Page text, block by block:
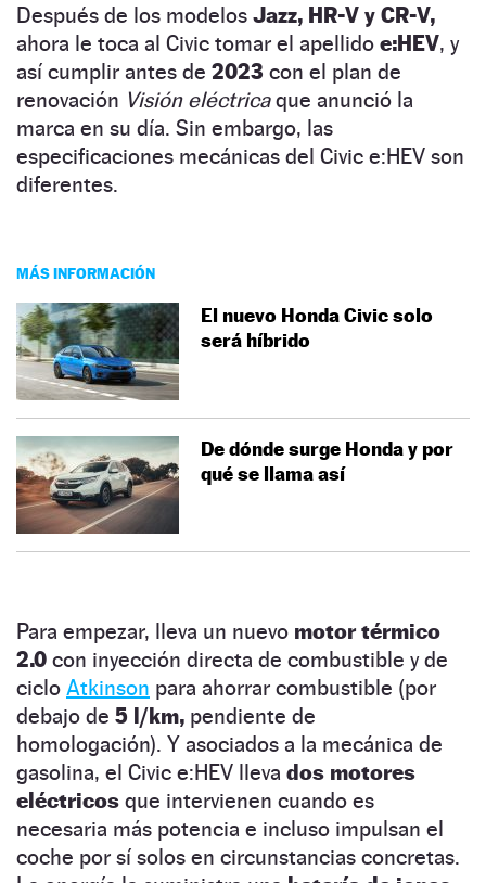
Después de los modelos Jazz, HR-V y CR-V,
ahora le toca al Civic tomar el apellido e:HEV, y
así cumplir antes de 2023 con el plan de
renovación Visión eléctricaque anunció la
marca en su día. Sin embargo, las
especificaciones mecánicas del Civic e:HEV son
diferentes.
MÁS INFORMACIÓN
El nuevo Honda Civic solo
será híbrido
De dónde surge Honda y por
qué se llama así
Para empezar, lleva un nuevo motor térmico
2.0 con inyección directa de combustible y de
ciclo Atkinson para ahorrar combustible (por
debajo de 5 l/km, pendiente de
homologación). Y asociados a la mecánica de
gasolina, el Civic e:HEV lleva dos motores
eléctricos que intervienen cuando es
necesaria más potencia e incluso impulsan el
coche por sí solos en circunstancias concretas.